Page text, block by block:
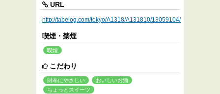
URL
http://tabelog.com/tokyo/A1318/A131810/13059104/
喫煙・禁煙
喫煙
こだわり
財布にやさしい
おいしいお酒
ちょっとスイーツ